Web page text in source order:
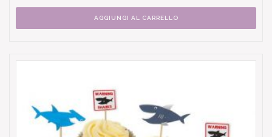
AGGIUNGI AL CARRELLO